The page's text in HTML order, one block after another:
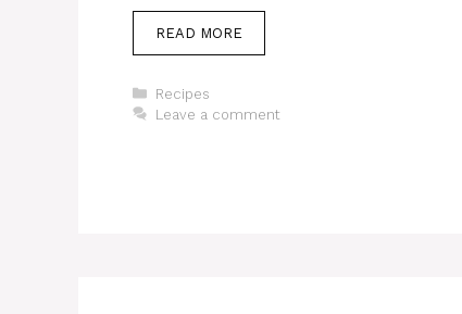
READ MORE
Categories
Recipes
Leave a comment